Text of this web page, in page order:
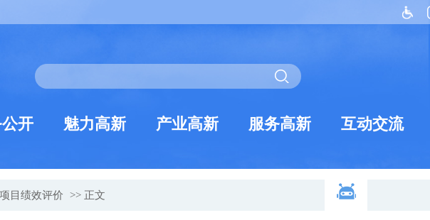
开 魅力高新 产业高新 服务高新 互动交流
目绩效评价 >> 正文